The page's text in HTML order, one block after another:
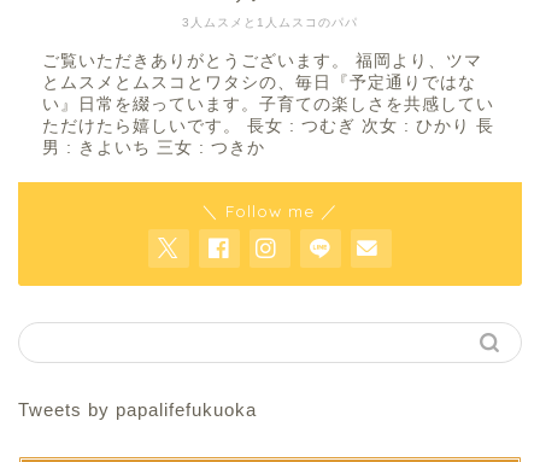
3人ムスメと1人ムスコのパパ
ご覧いただきありがとうございます。 福岡より、ツマ
とムスメとムスコとワタシの、毎日『予定通りではな
い』日常を綴っています。子育ての楽しさを共感してい
ただけたら嬉しいです。 長女 : つむぎ 次女 : ひかり 長
男 : きよいち 三女 : つきか
＼ Follow me ／
Tweets by papalifefukuoka